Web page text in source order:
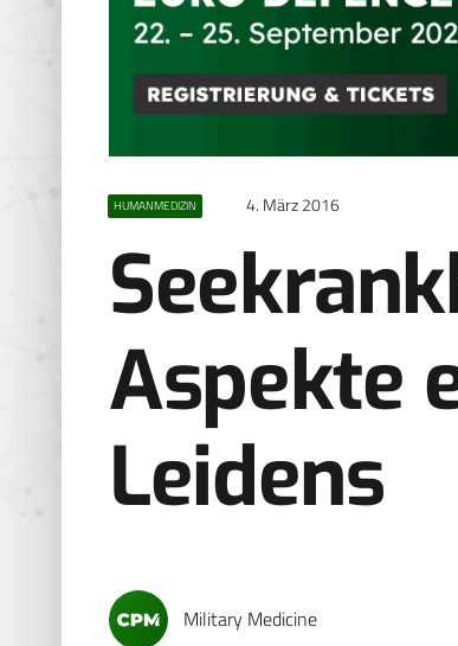
HUMANMEDIZIN 4. März 2016
Aspekte
Leidens
Military Medicine